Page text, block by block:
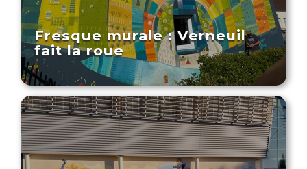
Fresque murale : Verneuil
fait la roue